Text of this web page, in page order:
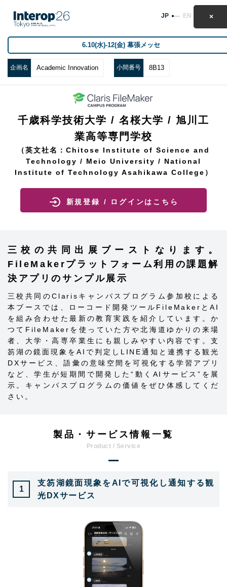
6.10(水)-12(金) 幕張メッセ
JP EN
企画名 Academic Innovation 小間番号 8B13
千歳科学技術大学 / 名桜大学 / 旭川工
業高等専門学校
（英文社名：Chitose Institute of Science and
Technology / Meio University / National
Institute of Technology Asahikawa College）
新規登録 / ログインはこちら
三校の共同出展ブーストなります。
FileMakerプラットフォーム利用の課題解
決アプリのサンプル展示
三校共同のClarisキャンパスプログラム参加校による
本ブースでは、ローコード開発ツールFileMakerとAI
を組み合わせた最新の教育実践を紹介しています。か
つてFileMakerを使っていた方や北海道ゆかりの来場
者、大学・高専卒業生にも親しみやすい内容です。支
笏湖の鏡面現象をAIで判定しLINE通知と連携する観光
DXサービス、語彙の意味空間を可視化する学習アプリ
など、学生が短期間で開発した“動くAIサービス”を展
示。キャンパスプログラムの価値をぜひ体感してくだ
さい。
製品・サービス情報一覧
1
支笏湖鏡面現象をAIで可視化し通知する観
光DXサービス